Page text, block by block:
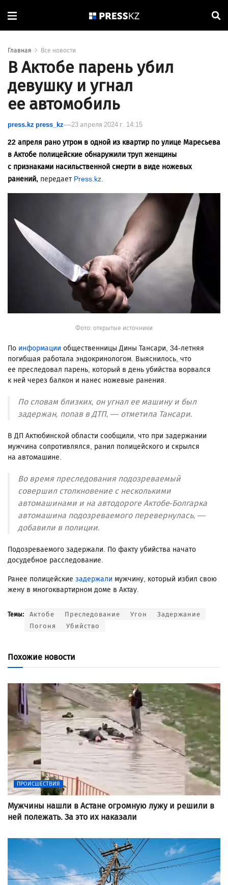
Главная Все новости
В Актобе парень убил
девушку и угнал
ее автомобиль
press.kz press_kz 23 апреля 2024 г. 14:15
22 апреля рано утром в одной из квартир по улице Маресьева
в Актобе полицейские обнаружили труп женщины
с признаками насильственной смерти в виде ножевых
ранений, передает Press.kz.
Фото: открытые источники
По информации общественницы Дины Тансари, 34-летняя
погибшая работала эндокринологом. Выяснилось, что
ее преследовал парень, который в день убийства ворвался
к ней через балкон и нанес ножевые ранения.
По словам близких, он угнал ее машину и был
задержан, попав в ДТП, — отметила Тансари.
В ДП Актюбинской области сообщили, что при задержании
мужчина сопротивлялся, ранил полицейского и скрылся
на автомашине.
Во время преследования подозреваемый
совершил столкновение с несколькими
автомашинами и на автодороге Актобе-Болгарка
автомашина подозреваемого перевернулась, —
добавили в полиции.
Подозреваемого задержали. По факту убийства начато
досудебное расследование.
Ранее полицейские задержали мужчину, который избил свою
жену в многоквартирном доме в Актау.
Темы: Актобе Преследование Угон
Задержание
Погоня
Убийство
Похожие новости
ПРОИСШЕСТВИЯ
Мужчины нашли в Астане огромную лужу и решили в
ней полежать. За это их наказали